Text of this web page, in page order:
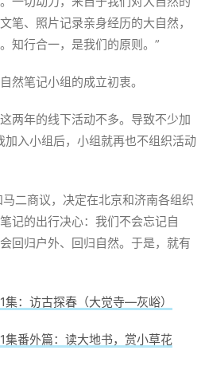
笔、照片记录亲身经历的大自然，
知行合一，是我们的原则。”
然笔记小组的成立初衷。
两年的线下活动不多。导致不少加
加入小组后，小组就再也不组织活动
二商议，决定在北京和济南各组织
记的出行决心：我们不会忘记自
回归户外、回归自然。于是，就有
集：访古探春（大觉寺—灰峪）
集番外篇：读大地书，赏小草花